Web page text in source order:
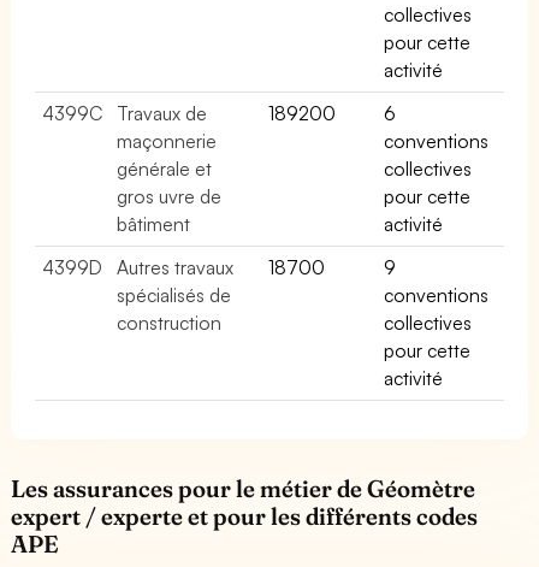
collectives
pour cette
activité
4399C
Travaux de
maçonnerie
générale et
gros uvre de
bâtiment
189200
6
conventions
collectives
pour cette
activité
4399D
Autres travaux
spécialisés de
construction
18700
9
conventions
collectives
pour cette
activité
Les assurances pour le métier de Géomètre
expert / experte et pour les différents codes
APE